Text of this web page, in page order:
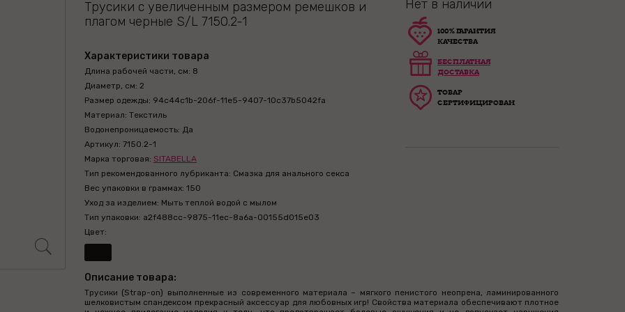
Трусики с увеличенным размером ремешков и
плагом черные S/L 7150.2-1
Характеристики товара
Длина рабочей части, см: 8
Диаметр, см: 2
Размер одежды: 94c44c1b-206f-11e5-9407-10c37b5042fa
Материал: Текстиль
Водонепроницаемость: Да
Артикул: 7150.2-1
Марка торговая: SITABELLA
Тип рекомендованного лубриканта: Смазка для анального секса
Вес упаковки в граммах: 150
Уход за изделием: Мыть теплой водой с мылом
Тип упаковки: a2f488cc-9875-11ec-8a6a-00155d015e03
Цвет:
Нет в наличии
100% ГАРАНТИЯ
КАЧЕСТВА
БЕСПЛАТНАЯ
ДОСТАВКА
ТОВАР
СЕРТИФИЦИРОВАН
Описание товара:
Трусики (Strap-on) выполненные из современного материала – мягкого пенистого неопрена, ламинированного
шелковистым спандексом прекрасный аксессуар для любовных игр! Свойства материала обеспечивают плотное